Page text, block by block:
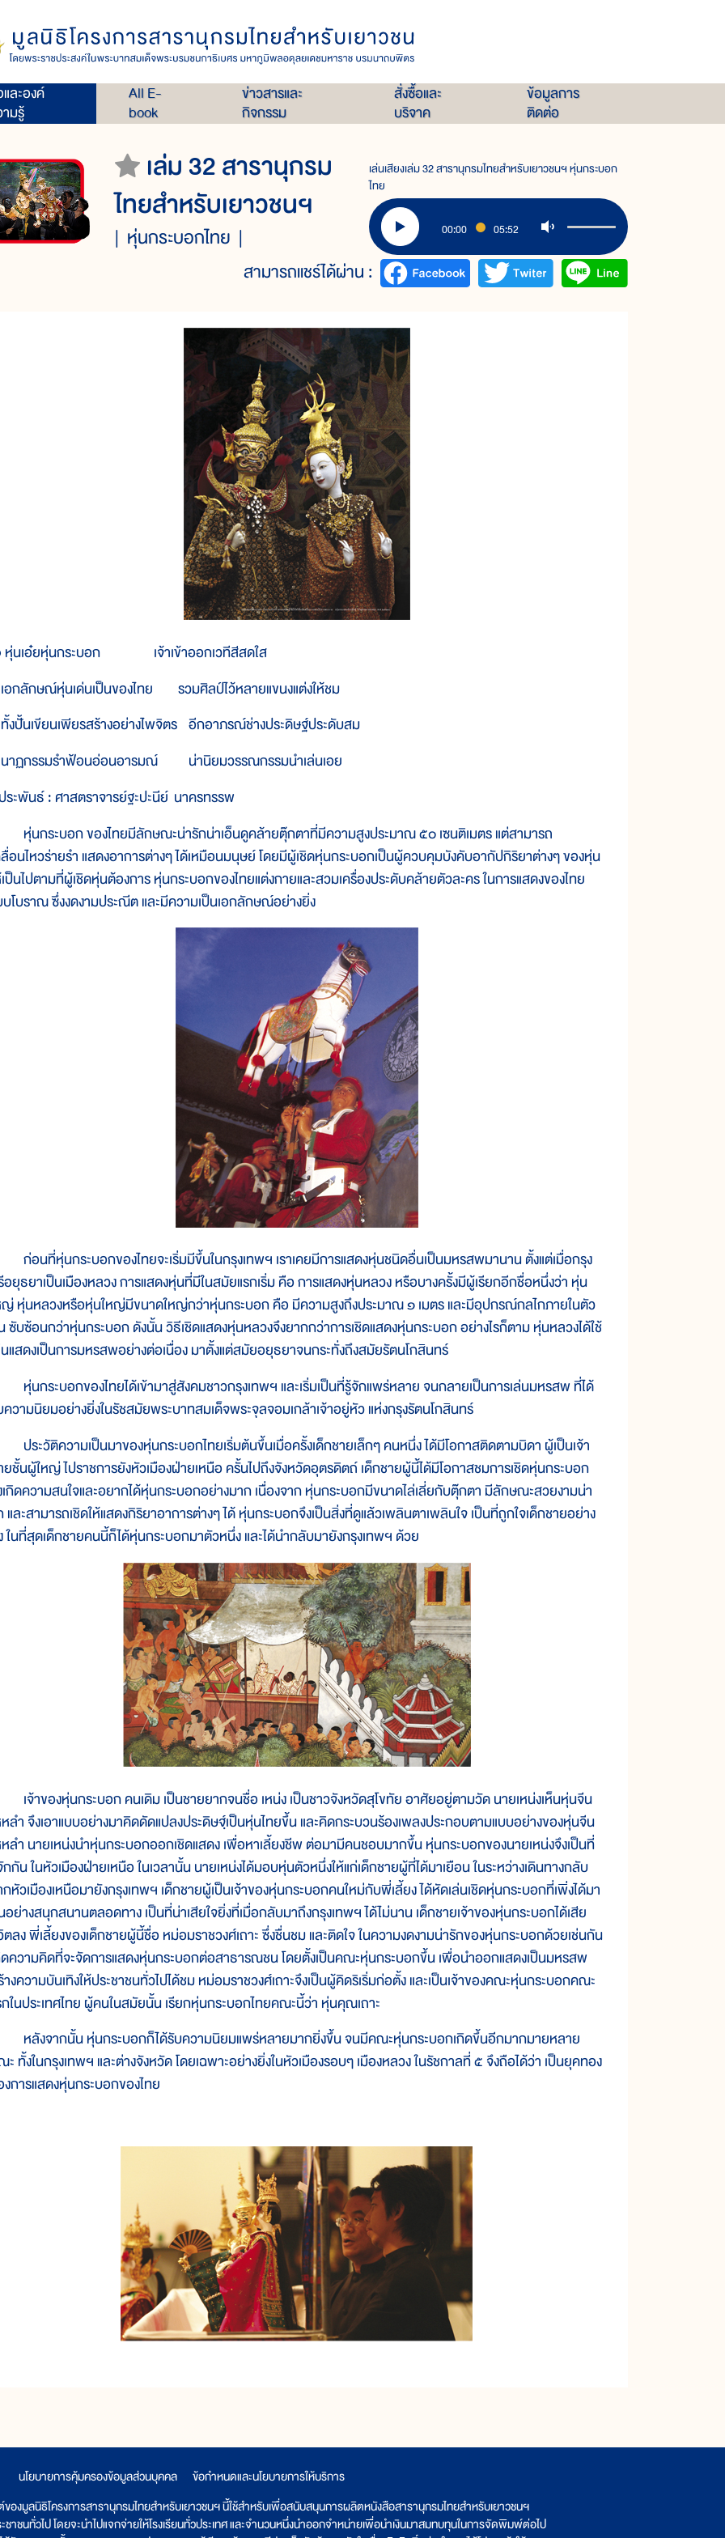
ละองค์
มรู้
All E-
book
ข่าวสารและ
กิจกรรม
สั่งซื้อและ
บริจาค
ข้อมูลการ
ติดต่อ
เล่ม 32 สารานุกรม
ไทยสำหรับเยาวชนฯ
หุ่นกระบอกไทย
เล่นเสียงเล่ม 32 สารานุกรมไทยสำหรับเยาวชนฯ หุ่นกระบอก
ไทย
00:00 05:52
สามารถแชร์ได้ผ่าน :
หุ่นเอ๋ยหุ่นกระบอก เจ้าเข้าออกเวทีสีสดใส
เอกลักษณ์หุ่นเด่นเป็นของไทย รวมศิลป์ไว้หลายแขนงแต่งให้ชม
ทั้งปั้นเขียนเพียรสร้างอย่างไพจิตร อีกอาภรณ์ช่างประดิษฐ์ประดับสม
นาฏกรรมรำฟ้อนอ่อนอารมณ์ น่านิยมวรรณกรรมนำเล่นเอย
ระพันธ์ : ศาสตราจารย์ฐะปะนีย์ นาครทรรพ
หุ่นกระบอก ของไทยมีลักษณะน่ารักน่าเอ็นดูคล้ายตุ๊กตาที่มีความสูงประมาณ ๕๐ เซนติเมตร แต่สามารถ
ลื่อนไหวร่ายรำ แสดงอาการต่างๆ ได้เหมือนมนุษย์ โดยมีผู้เชิดหุ่นกระบอกเป็นผู้ควบคุมบังคับอากัปกิริยาต่างๆ ของหุ่น
ป็นไปตามที่ผู้เชิดหุ่นต้องการ หุ่นกระบอกของไทยแต่งกายและสวมเครื่องประดับคล้ายตัวละคร ในการแสดงของไทย
บโบราณ ซึ่งงดงามประณีต และมีความเป็นเอกลักษณ์อย่างยิ่ง
ก่อนที่หุ่นกระบอกของไทยจะเริ่มมีขึ้นในกรุงเทพฯ เราเคยมีการแสดงหุ่นชนิดอื่นเป็นมหรสพมานาน ตั้งแต่เมื่อกรุง
อยุธยาเป็นเมืองหลวง การแสดงหุ่นที่มีในสมัยแรกเริ่ม คือ การแสดงหุ่นหลวง หรือบางครั้งมีผู้เรียกอีกชื่อหนึ่งว่า หุ่น
ญ่ หุ่นหลวงหรือหุ่นใหญ่มีขนาดใหญ่กว่าหุ่นกระบอก คือ มีความสูงถึงประมาณ ๑ เมตร และมีอุปกรณ์กลไกภายในตัว
ซับซ้อนกว่าหุ่นกระบอก ดังนั้น วิธีเชิดแสดงหุ่นหลวงจึงยากกว่าการเชิดแสดงหุ่นกระบอก อย่างไรก็ตาม หุ่นหลวงได้ใช้
นแสดงเป็นการมหรสพอย่างต่อเนื่อง มาตั้งแต่สมัยอยุธยาจนกระทั่งถึงสมัยรัตนโกสินทร์
หุ่นกระบอกของไทยได้เข้ามาสู่สังคมชาวกรุงเทพฯ และเริ่มเป็นที่รู้จักแพร่หลาย จนกลายเป็นการเล่นมหรสพ ที่ได้
วามนิยมอย่างยิ่งในรัชสมัยพระบาทสมเด็จพระจุลจอมเกล้าเจ้าอยู่หัว แห่งกรุงรัตนโกสินทร์
ประวัติความเป็นมาของหุ่นกระบอกไทยเริ่มต้นขึ้นเมื่อครั้งเด็กชายเล็กๆ คนหนึ่ง ได้มีโอกาสติดตามบิดา ผู้เป็นเจ้า
ยชั้นผู้ใหญ่ ไปราชการยังหัวเมืองฝ่ายเหนือ ครั้นไปถึงจังหวัดอุตรดิตถ์ เด็กชายผู้นี้ได้มีโอกาสชมการเชิดหุ่นกระบอก
เกิดความสนใจและอยากได้หุ่นกระบอกอย่างมาก เนื่องจาก หุ่นกระบอกมีขนาดไล่เลี่ยกับตุ๊กตา มีลักษณะสวยงามน่า
และสามารถเชิดให้แสดงกิริยาอาการต่างๆ ได้ หุ่นกระบอกจึงเป็นสิ่งที่ดูแล้วเพลินตาเพลินใจ เป็นที่ถูกใจเด็กชายอย่าง
ในที่สุดเด็กชายคนนี้ก็ได้หุ่นกระบอกมาตัวหนึ่ง และได้นำกลับมายังกรุงเทพฯ ด้วย
เจ้าของหุ่นกระบอก คนเดิม เป็นชายยากจนชื่อ เหน่ง เป็นชาวจังหวัดสุโขทัย อาศัยอยู่ตามวัด นายเหน่งเห็นหุ่นจีน
ลำ จึงเอาแบบอย่างมาคิดดัดแปลงประดิษฐฺ์เป็นหุ่นไทยขึ้น และคิดกระบวนร้องเพลงประกอบตามแบบอย่างของหุ่นจีน
ลำ นายเหน่งนำหุ่นกระบอกออกเชิดแสดง เพื่อหาเลี้ยงชีพ ต่อมามีคนชอบมากขึ้น หุ่นกระบอกของนายเหน่งจึงเป็นที่
กัน ในหัวเมืองฝ่ายเหนือ ในเวลานั้น นายเหน่งได้มอบหุ่นตัวหนึ่งให้แก่เด็กชายผู้ที่ได้มาเยือน ในระหว่างเดินทางกลับ
กหัวเมืองเหนือมายังกรุงเทพฯ เด็กชายผู้เป็นเจ้าของหุ่นกระบอกคนใหม่กับพี่เลี้ยง ได้หัดเล่นเชิดหุ่นกระบอกที่เพิ่งได้มา
อย่างสนุกสนานตลอดทาง เป็นที่น่าเสียใจยิ่งที่เมื่อกลับมาถึงกรุงเทพฯ ได้ไม่นาน เด็กชายเจ้าของหุ่นกระบอกได้เสีย
ลง พี่เลี้ยงของเด็กชายผู้นี้ชื่อ หม่อมราชวงศ์เถาะ ซึ่งชื่นชม และติดใจ ในความงดงามน่ารักของหุ่นกระบอกด้วยเช่นกัน
ดความคิดที่จะจัดการแสดงหุ่นกระบอกต่อสาธารณชน โดยตั้งเป็นคณะหุ่นกระบอกขึ้น เพื่อนำออกแสดงเป็นมหรสพ
งความบันเทิงให้ประชาชนทั่วไปได้ชม หม่อมราชวงศ์เถาะจึงเป็นผู้คิดริเริ่มก่อตั้ง และเป็นเจ้าของคณะหุ่นกระบอกคณะ
กในประเทศไทย ผู้คนในสมัยนั้น เรียกหุ่นกระบอกไทยคณะนี้ว่า หุ่นคุณเถาะ
หลังจากนั้น หุ่นกระบอกก็ได้รับความนิยมแพร่หลายมากยิ่งขึ้น จนมีคณะหุ่นกระบอกเกิดขึ้นอีกมากมายหลาย
ทั้งในกรุงเทพฯ และต่างจังหวัด โดยเฉพาะอย่างยิ่งในหัวเมืองรอบๆ เมืองหลวง ในรัชกาลที่ ๕ จึงถือได้ว่า เป็นยุคทอง
การแสดงหุ่นกระบอกของไทย
นโยบายการคุ้มครองข้อมูลส่วนบุคคล
ข้อกำหนดและนโยบายการให้บริการ
องมูลนิธิโครงการสารานุกรมไทยสำหรับเยาวชนฯ นี้ใช้สำหรับเพื่อสนับสนุนการผลิตหนังสือสารานุกรมไทยสำหรับเยาวชนฯ
ชาชนทั่วไป โดยจะนำไปแจกจ่ายให้โรงเรียนทั่วประเทศ และจำนวนหนึ่งนำออกจำหน่ายเพื่อนำเงินมาสมทบทุนในการจัดพิมพ์ต่อไป